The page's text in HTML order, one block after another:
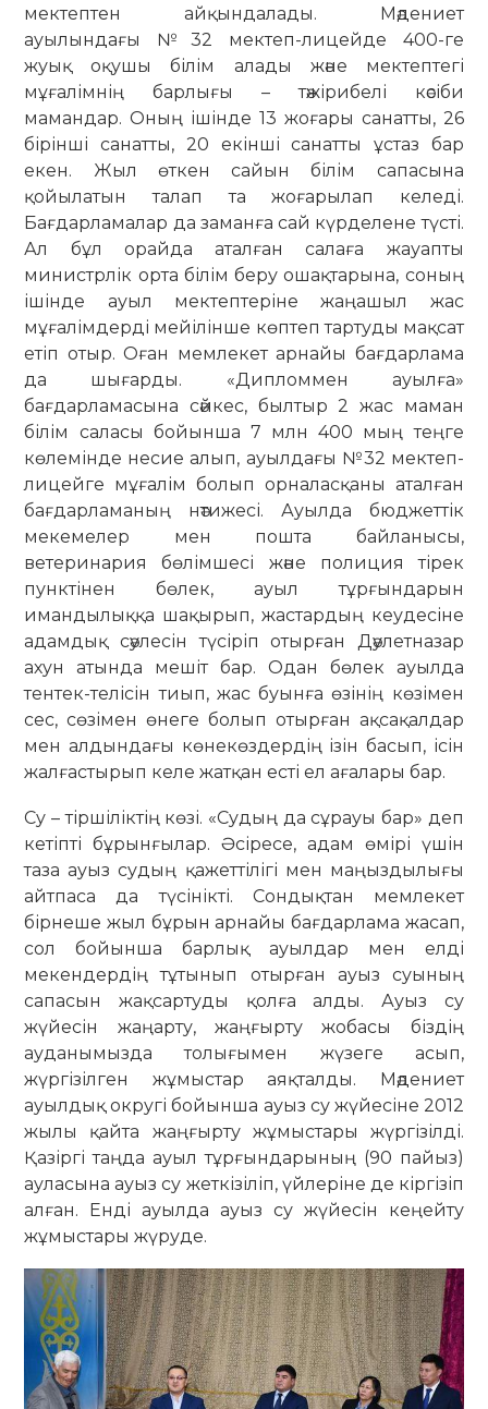
мектептен айқындалады. Мәдениет
ауылындағы №32 мектеп-лицейде 400-ге
жуық оқушы білім алады және мектептегі
мұғалімнің барлығы – тәжірибелі кәсіби
мамандар. Оның ішінде 13 жоғары санатты, 26
бірінші санатты, 20 екінші санатты ұстаз бар
екен. Жыл өткен сайын білім сапасына
қойылатын талап та жоғарылап келеді.
Бағдарламалар да заманға сай күрделене түсті.
Ал бұл орайда аталған салаға жауапты
министрлік орта білім беру ошақтарына, соның
ішінде ауыл мектептеріне жаңашыл жас
мұғалімдерді мейілінше көптеп тартуды мақсат
етіп отыр. Оған мемлекет арнайы бағдарлама
да шығарды. «Дипломмен ауылға»
бағдарламасына сәйкес, былтыр 2 жас маман
білім саласы бойынша 7 млн 400 мың теңге
көлемінде несие алып, ауылдағы №32 мектеп-
лицейге мұғалім болып орналасқаны аталған
бағдарламаның нәтижесі. Ауылда бюджеттік
мекемелер мен пошта байланысы,
ветеринария бөлімшесі және полиция тірек
пунктінен бөлек, ауыл тұрғындарын
имандылыққа шақырып, жастардың кеудесіне
адамдық сәулесін түсіріп отырған Дәулетназар
ахун атында мешіт бар. Одан бөлек ауылда
тентек-телісін тиып, жас буынға өзінің көзімен
сес, сөзімен өнеге болып отырған ақсақалдар
мен алдындағы көнекөздердің ізін басып, ісін
жалғастырып келе жатқан есті ел ағалары бар.
Су – тіршіліктің көзі. «Судың да сұрауы бар» деп
кетіпті бұрынғылар. Әсіресе, адам өмірі үшін
таза ауыз судың қажеттілігі мен маңыздылығы
айтпаса да түсінікті. Сондықтан мемлекет
бірнеше жыл бұрын арнайы бағдарлама жасап,
сол бойынша барлық ауылдар мен елді
мекендердің тұтынып отырған ауыз суының
сапасын жақсартуды қолға алды. Ауыз су
жүйесін жаңарту, жаңғырту жобасы біздің
ауданымызда толығымен жүзеге асып,
жүргізілген жұмыстар аяқталды. Мәдениет
ауылдық округі бойынша ауыз су жүйесіне 2012
жылы қайта жаңғырту жұмыстары жүргізілді.
Қазіргі таңда ауыл тұрғындарының (90 пайыз)
ауласына ауыз су жеткізіліп, үйлеріне де кіргізіп
алған. Енді ауылда ауыз су жүйесін кеңейту
жұмыстары жүруде.